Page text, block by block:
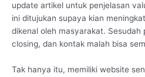
update artikel untuk penjelasan
ini ditujukan supaya kian
dikenal oleh masyarakat. Sesudah
closing, dan kontak malah bisa
Tak hanya itu, memiliki website